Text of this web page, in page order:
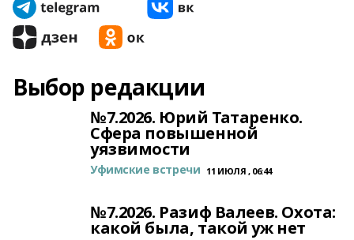
Выбор редакции
№7.2026. Юрий Татаренко.
Сфера повышенной
уязвимости
Уфимские встречи 11 ИЮЛЯ , 06:44
№7.2026. Разиф Валеев. Охота:
какой была, такой уж нет